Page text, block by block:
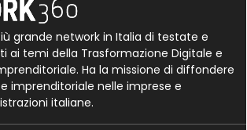
grande network in Italia di testate e
ai temi della Trasformazione Digitale e
Ha la missione di diffondere
imprenditoriale nelle imprese e
italiane.